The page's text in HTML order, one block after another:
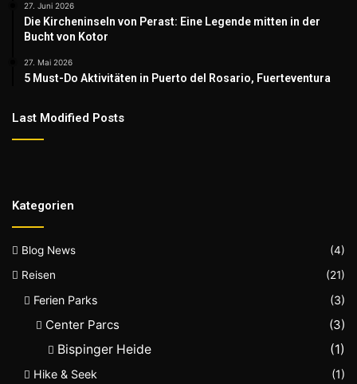
27. Juni 2026
Die Kircheninseln von Perast: Eine Legende mitten in der
Bucht von Kotor
27. Mai 2026
5 Must-Do Aktivitäten in Puerto del Rosario, Fuerteventura
Last Modified Posts
Kategorien
Blog News
(4)
Reisen
(21)
Ferien Parks (3)
Center Parcs
(3)
Bispinger Heide
(1)
Hike & Seek
(1)